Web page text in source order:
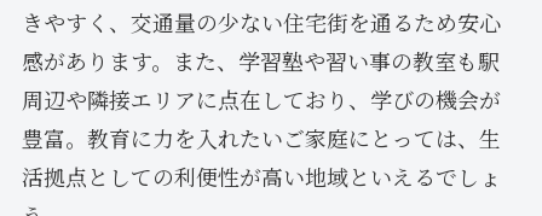
きやすく、交通量の少ない住宅街を通るため安心
感があります。また、学習塾や習い事の教室も駅
周辺や隣接エリアに点在しており、学びの機会が
豊富。教育に力を入れたいご家庭にとっては、生
活拠点としての利便性が高い地域といえるでしょ